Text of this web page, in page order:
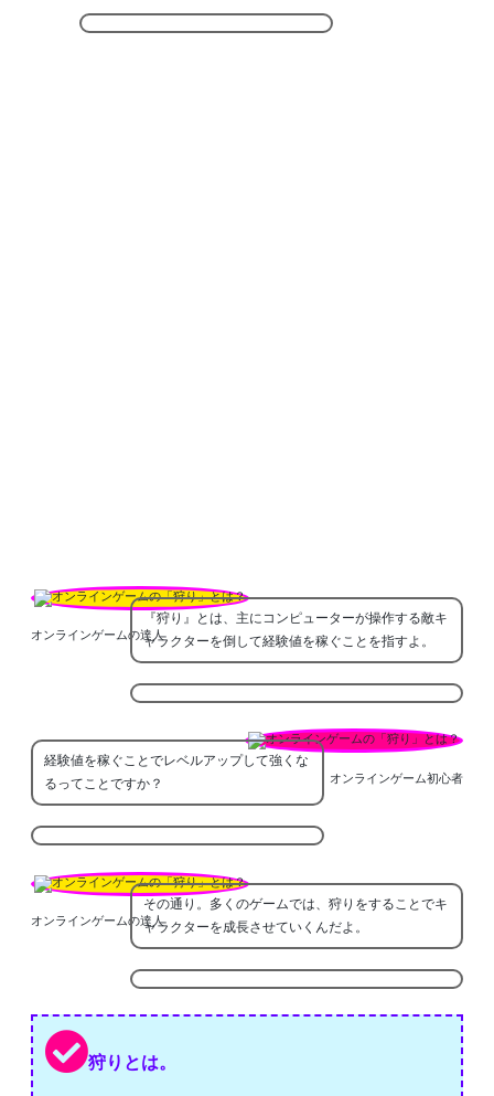
オンラインゲームの達人
『狩り』とは、主にコンピューターが操作する敵キ
ャラクターを倒して経験値を稼ぐことを指すよ。
オンラインゲーム初心者
経験値を稼ぐことでレベルアップして強くな
るってことですか？
オンラインゲームの達人
その通り。多くのゲームでは、狩りをすることでキ
ャラクターを成長させていくんだよ。
狩りとは。